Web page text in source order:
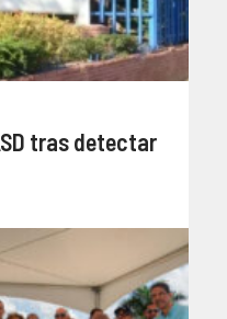
tras detectar